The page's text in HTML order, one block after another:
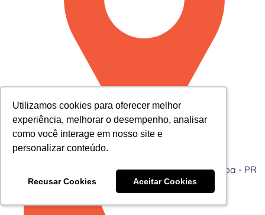
Utilizamos cookies para oferecer melhor
experiência, melhorar o desempenho, analisar
como você interage em nosso site e
personalizar conteúdo.
Recusar Cookies Aceitar Cookies
Utilizamos cookies para oferecer melhor
experiência, melhorar o desempenho, analisar
como você interage em nosso site e
personalizar conteúdo.
Recusar Cookies Aceitar Cookies
Av. Cândido de Abreu, 776 Centro Cívico - Curitiba - PR